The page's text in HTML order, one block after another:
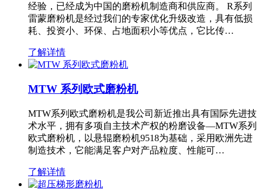
经验，已经成为中国的磨粉机制造商和供应商。 R系列
雷蒙磨粉机是经过我们的专家优化升级改造，具有低损
耗、投资小、环保、占地面积小等优点，它比传…
了解详情
MTW 系列欧式磨粉机
MTW系列欧式磨粉机是我公司新近推出具有国际先进技
术水平，拥有多项自主技术产权的粉磨设备—MTW系列
欧式磨粉机，以悬辊磨粉机9518为基础，采用欧洲先进
制造技术，它能满足客户对产品粒度、性能可…
了解详情